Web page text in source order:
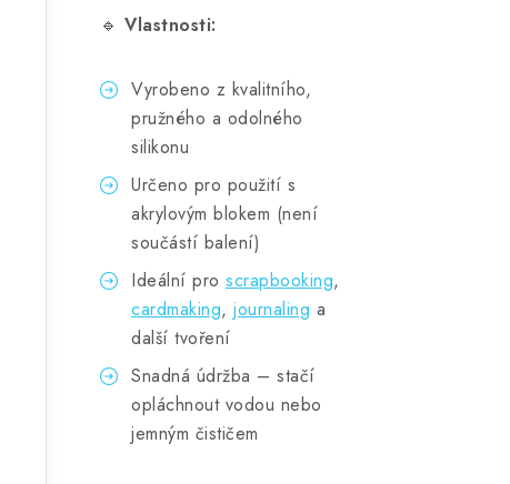
🔹 Vlastnosti:
Vyrobeno z kvalitního,
pružného a odolného
silikonu
Určeno pro použití s
akrylovým blokem (není
součástí balení)
Ideální pro scrapbooking,
cardmaking, journaling a
další tvoření
Snadná údržba – stačí
opláchnout vodou nebo
jemným čističem